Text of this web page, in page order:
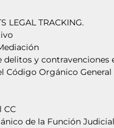
LEGAL TRACKING.
delitos y contravenciones
Código Orgánico General
CC
de la Función